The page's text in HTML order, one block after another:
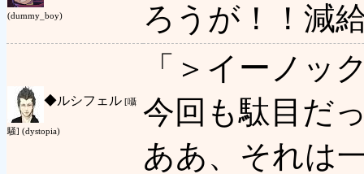
(dummy_boy)
ろうが！！減
◆ルシフェル [囁
騒] (dystopia)
「＞イーノッ
今回も駄目だ
ああ、それは